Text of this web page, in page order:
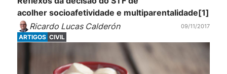
acolher socioafetividade e multiparentalidade[1]
Ricardo Lucas Calderón
09/11/2017
ARTIGOS CIVIL